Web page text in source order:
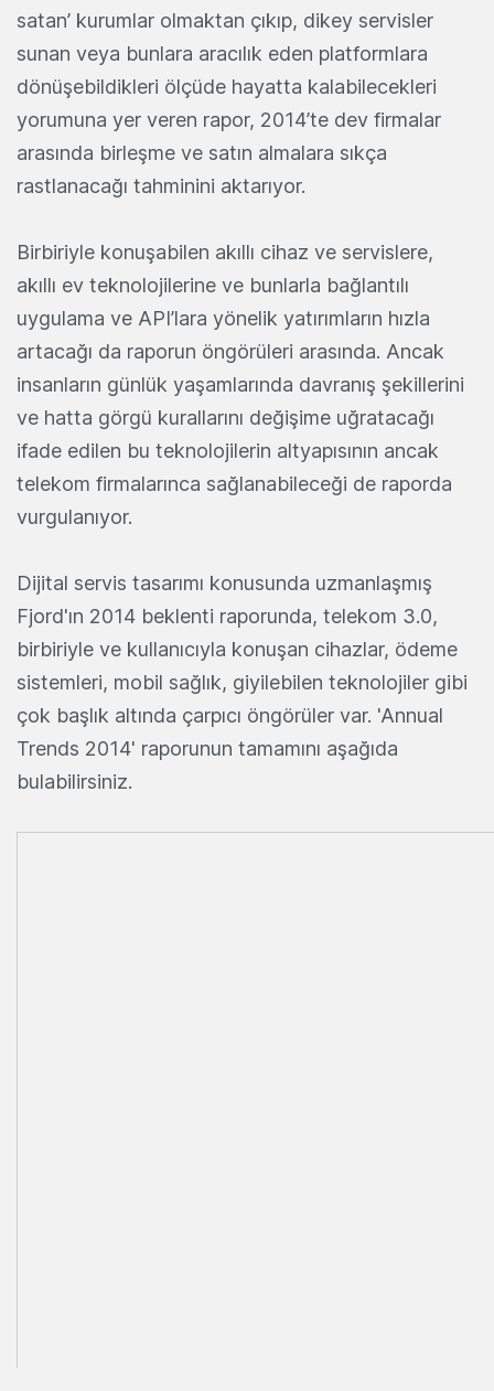
satan’ kurumlar olmaktan çıkıp, dikey servisler
sunan veya bunlara aracılık eden platformlara
dönüşebildikleri ölçüde hayatta kalabilecekleri
yorumuna yer veren rapor, 2014’te dev firmalar
arasında birleşme ve satın almalara sıkça
rastlanacağı tahminini aktarıyor.
Birbiriyle konuşabilen akıllı cihaz ve servislere,
akıllı ev teknolojilerine ve bunlarla bağlantılı
uygulama ve API’lara yönelik yatırımların hızla
artacağı da raporun öngörüleri arasında. Ancak
insanların günlük yaşamlarında davranış şekillerini
ve hatta görgü kurallarını değişime uğratacağı
ifade edilen bu teknolojilerin altyapısının ancak
telekom firmalarınca sağlanabileceği de raporda
vurgulanıyor.
Dijital servis tasarımı konusunda uzmanlaşmış
Fjord'ın 2014 beklenti raporunda, telekom 3.0,
birbiriyle ve kullanıcıyla konuşan cihazlar, ödeme
sistemleri, mobil sağlık, giyilebilen teknolojiler gibi
çok başlık altında çarpıcı öngörüler var. 'Annual
Trends 2014' raporunun tamamını aşağıda
bulabilirsiniz.